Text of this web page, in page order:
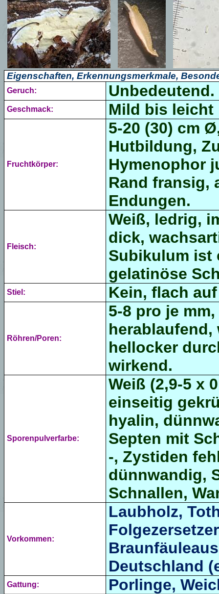
Eigenschaften, Erkennungsmerkmale,
Geruch: Unbedeutend.
Geschmack: Mild bis
Fruchtkörper:
5-20 (30) cm
Hutbildung,
Hymenophor
Rand fransig,
Endungen.
Fleisch:
Weiß, ledrig,
dick,
Subikulum ist
gelatinöse
Stiel: Kein, flach
Röhren/Poren:
5-8 pro je
herablaufend,
hellocker
wirkend.
Sporenpulverfarbe:
Weiß (2,9-5 x
einseitig
hyalin,
Septen mit
-, Zystiden
dünnwandig,
Schnallen,
Vorkommen:
Laubholz,
Deutschland
Gattung: Porlinge,